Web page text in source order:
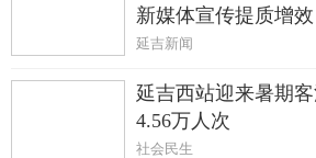
新媒体宣传提质增效
延吉新闻
延吉西站迎来暑期
4.56万人次
社会民生